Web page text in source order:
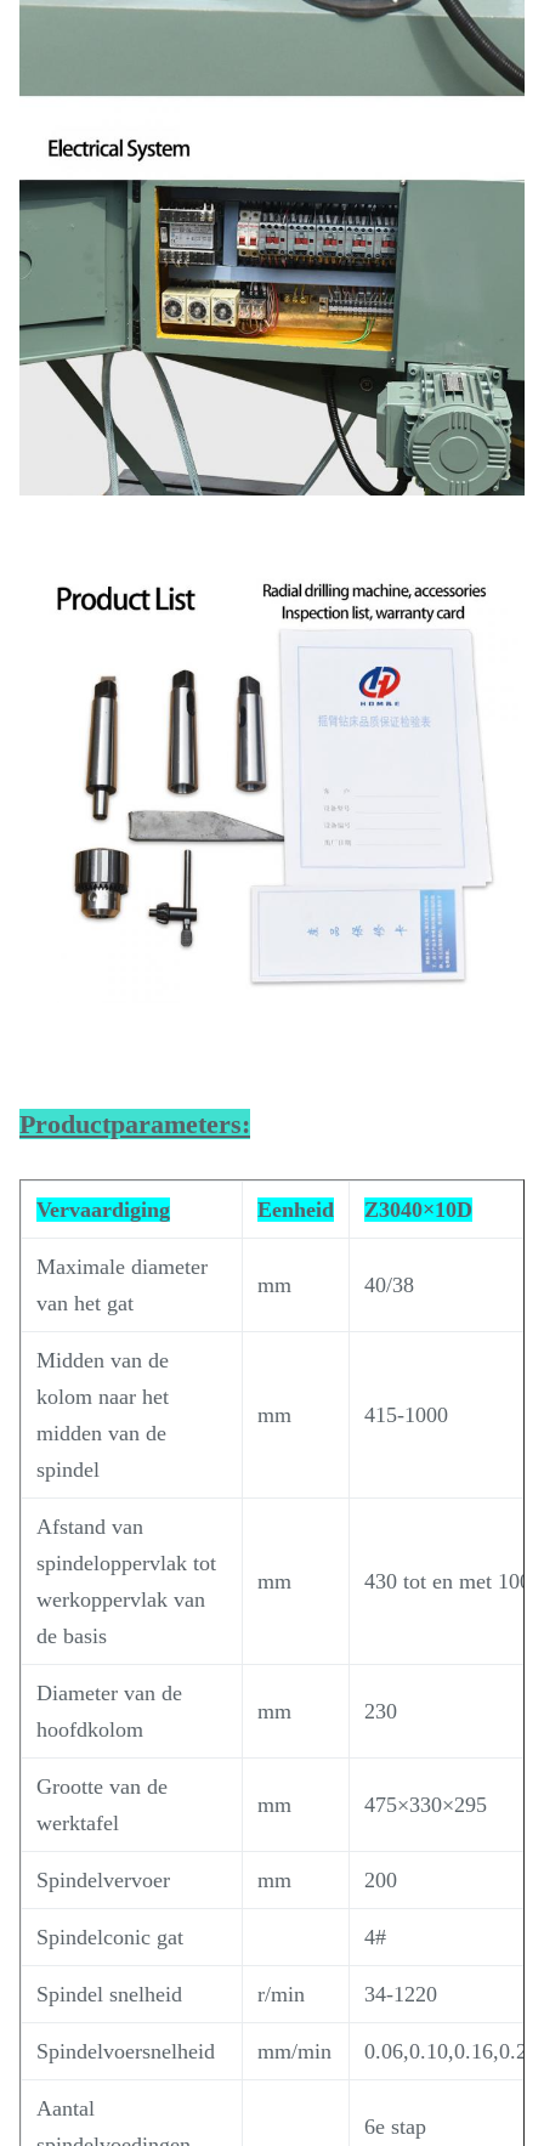
Productparameters:
Vervaardiging Eenheid Z3040×10D
Maximale diameter
van het gat
mm 40/38
Midden van de
kolom naar het
midden van de
spindel
mm 415-1000
Afstand van
spindeloppervlak tot
werkoppervlak van
de basis
mm 430 tot en met 1000
Diameter van de
hoofdkolom
mm 230
Grootte van de
werktafel
mm 475×330×295
Spindelvervoer mm 200
Spindelconic gat 4#
Spindel snelheid r/min 34-1220
Spindelvoersnelheid mm/min
Aantal
6e stap